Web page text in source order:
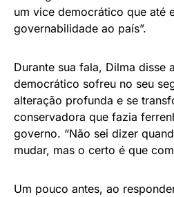
um vice democrático que até
governabilidade ao país”.
Durante sua fala, Dilma disse
democrático sofreu no seu
alteração profunda e se
conservadora que fazia
governo. “Não sei dizer
mudar, mas o certo é que
Um pouco antes, ao